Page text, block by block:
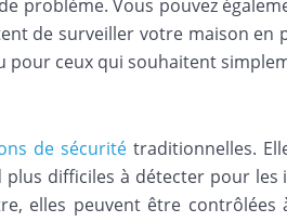
problème. Vous pouvez
de surveiller votre maison en
ceux qui souhaitent
de sécuritétraditionnelles.
difficiles à détecter pour les
elles peuvent être